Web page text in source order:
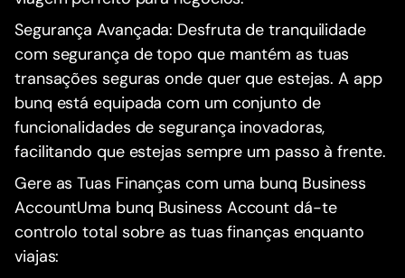
Segurança Avançada: Desfruta de tranquilidade
com segurança de topo que mantém as tuas
transações seguras onde quer que estejas. A app
bunq está equipada com um conjunto de
funcionalidades de segurança inovadoras,
facilitando que estejas sempre um passo à frente.
Gere as Tuas Finanças com uma bunq Business
AccountUma bunq Business Account dá-te
controlo total sobre as tuas finanças enquanto
viajas: